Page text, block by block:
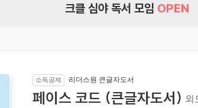
크클 심야 독서 모임 OPEN
소득공제 리더스원 큰글자도서
페이스 코드 (큰글자도서) 외